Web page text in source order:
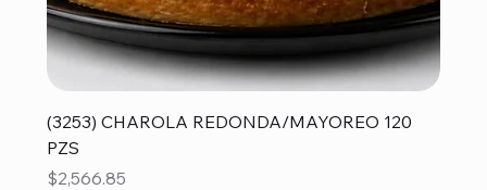
(3253) CHAROLA REDONDA/MAYOREO 120
PZS
Precio
$2,566.85